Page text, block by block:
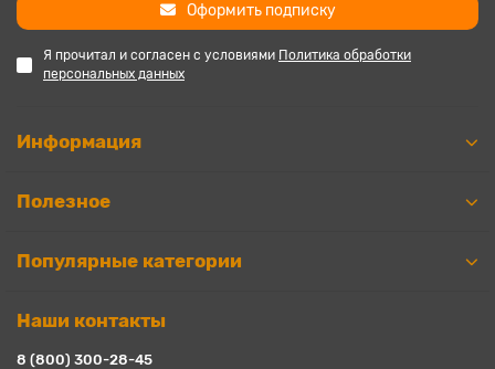
Оформить подписку
Я прочитал и согласен с условиями Политика обработки
персональных данных
Информация
Полезное
Популярные категории
Наши контакты
8 (800) 300-28-45